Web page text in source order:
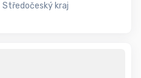
Středočeský kraj